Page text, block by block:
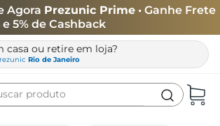
Agora Prezunic Prime • Ganhe Frete
5% de Cashback
casa ou retire em loja?
Rio de Janeiro
produto